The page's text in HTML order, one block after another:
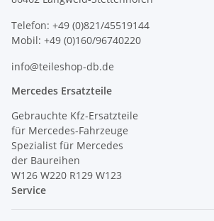
Telefon: +49 (0)821/45519144
Mobil: +49 (0)160/96740220
info@teileshop-db.de
Mercedes Ersatzteile
Gebrauchte Kfz-Ersatzteile
für Mercedes-Fahrzeuge
Spezialist für Mercedes
der Baureihen
W126 W220 R129 W123
Service